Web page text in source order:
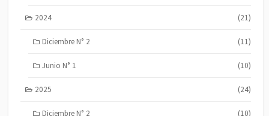
2024 (21)
Diciembre N° 2 (11)
Junio N° 1 (10)
2025 (24)
Diciembre N° 2 (10)